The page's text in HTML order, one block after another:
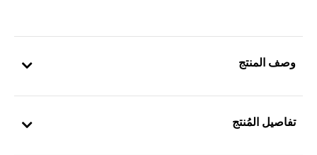
وصف المنتج
تفاصيل المُنتج